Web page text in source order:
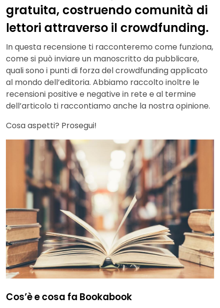
gratuita, costruendo comunità di
lettori attraverso il crowdfunding.
In questa recensione ti racconteremo come funziona,
come si può inviare un manoscritto da pubblicare,
quali sono i punti di forza del crowdfunding applicato
al mondo dell’editoria. Abbiamo raccolto inoltre le
recensioni positive e negative in rete e al termine
dell’articolo ti raccontiamo anche la nostra opinione.
Cosa aspetti? Prosegui!
Cos’è e cosa fa Bookabook